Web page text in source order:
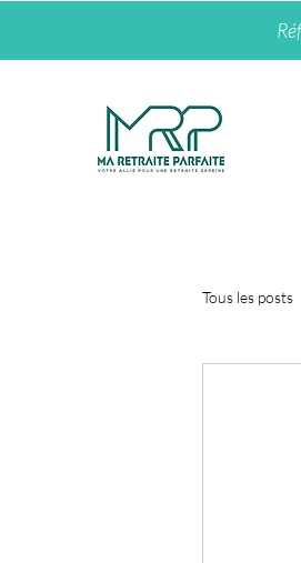
Tous les posts